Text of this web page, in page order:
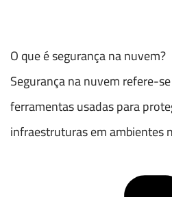
O que é segurança na nuvem?
Segurança na nuvem refere-
ferramentas usadas para
infraestruturas em ambientes